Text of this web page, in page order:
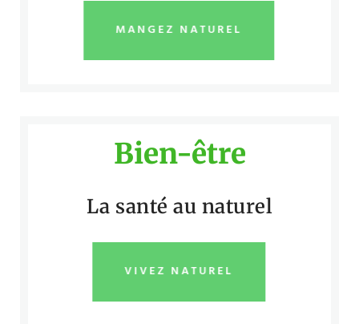
MANGEZ NATUREL
Bien-être
La santé au naturel
VIVEZ NATUREL